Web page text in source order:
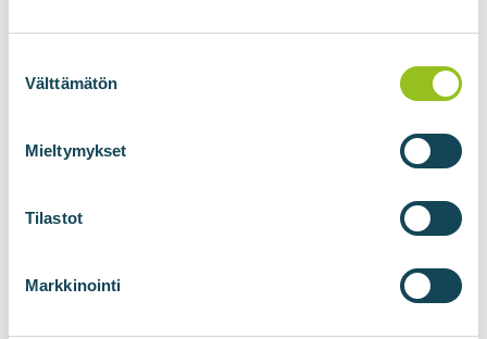
valinta
Välttämätön
Mieltymykset
Tilastot
Markkinointi
Biogāzes ražotnes
BIOupgrade gāzes
pārvades konteineri